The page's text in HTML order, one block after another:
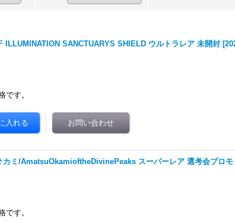
ILLUMINATION SANCTUARYS SHIELD ウルトラレア 未開封 [
です。
カミ/AmatsuOkamioftheDivinePeaks スーパーレア 選考会プロモ
です。